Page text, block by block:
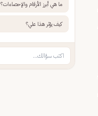
ما هي أبرز الأرقام والإحصاءات؟
كيف يؤثر هذا علي؟